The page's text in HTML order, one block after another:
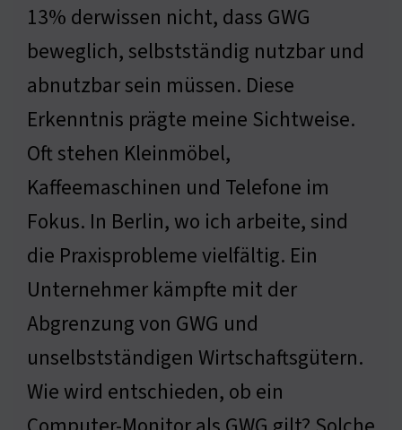
13% derwissen nicht, dass GWG
beweglich, selbstständig nutzbar und
abnutzbar sein müssen. Diese
Erkenntnis prägte meine Sichtweise.
Oft stehen Kleinmöbel,
Kaffeemaschinen und Telefone im
Fokus. In Berlin, wo ich arbeite, sind
die Praxisprobleme vielfältig. Ein
Unternehmer kämpfte mit der
Abgrenzung von GWG und
unselbstständigen Wirtschaftsgütern.
Wie wird entschieden, ob ein